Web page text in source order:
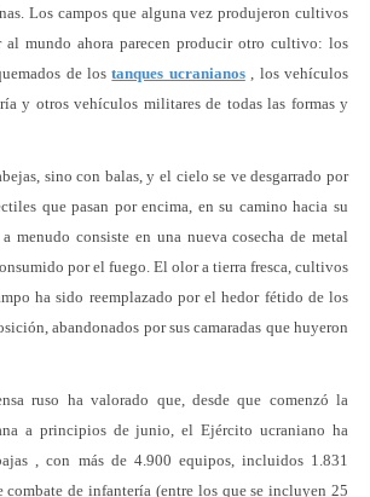
Los campos que alguna vez produjeron cultivos
al mundo ahora parecen producir otro cultivo: los
de lostanques ucranianos, los vehículos
y otros vehículos militares de todas las formas y
sino con balas, y el cielo se ve desgarrado por
que pasan por encima, en su camino hacia su
menudo consiste en una nueva cosecha de metal
por el fuego. El olor a tierra fresca, cultivos
ha sido reemplazado por el hedor fétido de los
abandonados por sus camaradas que huyeron
ruso ha valorado que, desde que comenzó la
a principios de junio, el Ejército ucraniano ha
, con más de 4.900 equipos, incluidos 1.831
combate de infantería (entre los que se incluyen 25